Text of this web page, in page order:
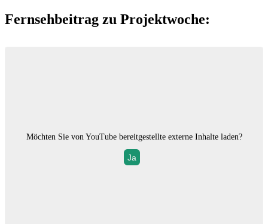
Fernsehbeitrag zu Projektwoche:
Möchten Sie von YouTubebereitgestellte externe Inhalte laden?
Ja